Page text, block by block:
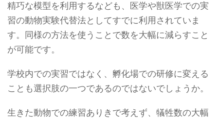
精巧な模型を利用するなども、医学や獣医学での実
習の動物実験代替法としてすでに利用されていま
す。同様の方法を使うことで数を大幅に減らすこと
が可能です。
学校内での実習ではなく、孵化場での研修に変える
ことも選択肢の一つであるのではないでしょうか。
生きた動物での練習ありきで考えず、犠牲数の大幅